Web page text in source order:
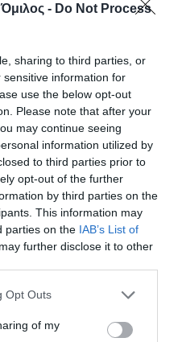
- Do Not Process
sharing to third parties, or
information for
use the below opt-out
Please note that after your
may continue seeing
information utilized by
to third parties prior to
opt-out of the further
by third parties on the
This information may
parties on the IAB’s List of
further disclose it to other
uses one or more Google
behaviour. You may click to
Opt Outs
of my
στο σκάκι
επιτυχίες για το τμήμα
οι αθλητές μας
σε όλες τις